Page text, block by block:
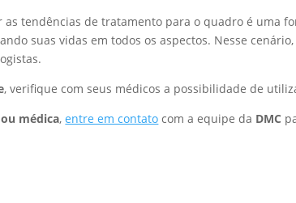
as tendências de tratamento para o quadro é uma
suas vidas em todos os aspectos. Nesse
, verifique com seus médicos a possibilidade de
médica,entre em contato com a equipe da DMC